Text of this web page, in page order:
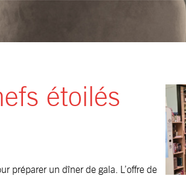
étoilés
préparer un dîner de gala. L’offre de